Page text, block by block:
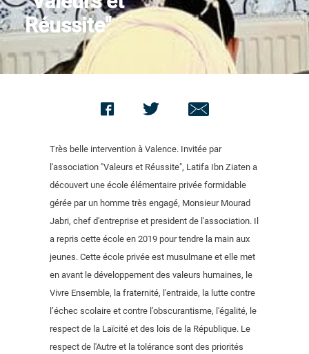
Réussite"
Très belle intervention à Valence. Invitée par
l'association "Valeurs et Réussite", Latifa Ibn Ziaten a
découvert une école élémentaire privée formidable
gérée par un homme très engagé, Monsieur Mourad
Jabri, chef d'entreprise et president de l'association. Il
a repris cette école en 2019 pour tendre la main aux
jeunes. Cette école privée est musulmane et elle met
en avant le développement des valeurs humaines, le
Vivre Ensemble, la fraternité, l'entraide, la lutte contre
l’échec scolaire et contre l’obscurantisme, l'égalité, le
respect de la Laïcité et des lois de la République. Le
respect de l'Autre et la tolérance sont des priorités